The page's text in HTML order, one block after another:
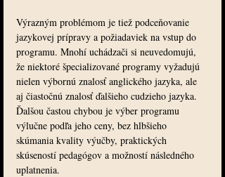
Výrazným problémom je tiež podceňovanie
jazykovej prípravy a požiadaviek na vstup do
programu. Mnohí uchádzači si neuvedomujú,
že niektoré špecializované programy vyžadujú
nielen výbornú znalosť anglického jazyka, ale
aj čiastočnú znalosť ďalšieho cudzieho jazyka.
Ďalšou častou chybou je výber programu
výlučne podľa jeho ceny, bez hlbšieho
skúmania kvality výučby, praktických
skúseností pedagógov a možností následného
uplatnenia.